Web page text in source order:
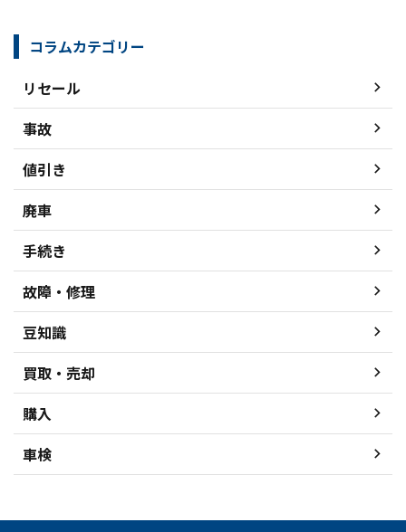
コラムカテゴリー
リセール
事故
値引き
廃車
手続き
故障・修理
豆知識
買取・売却
購入
車検